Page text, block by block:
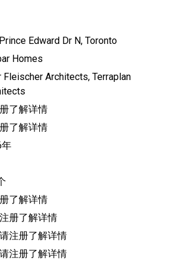
Edward Dr N, Toronto
Homes
Fleischer Architects, Terraplan
了解详情
了解详情
了解详情
册了解详情
注册了解详情
注册了解详情